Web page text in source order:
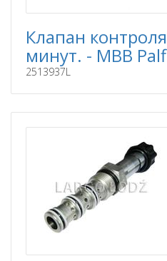
Клапан
минут. - MBB
2513937L